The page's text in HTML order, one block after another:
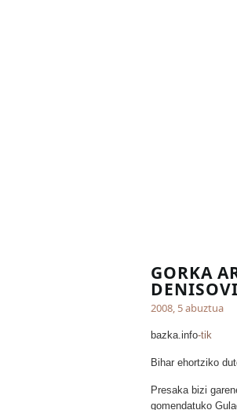
GORKA
2008, 5 abuztua
bazka.info-tik
Bihar ehortziko
Presaka bizi
gomendatuko